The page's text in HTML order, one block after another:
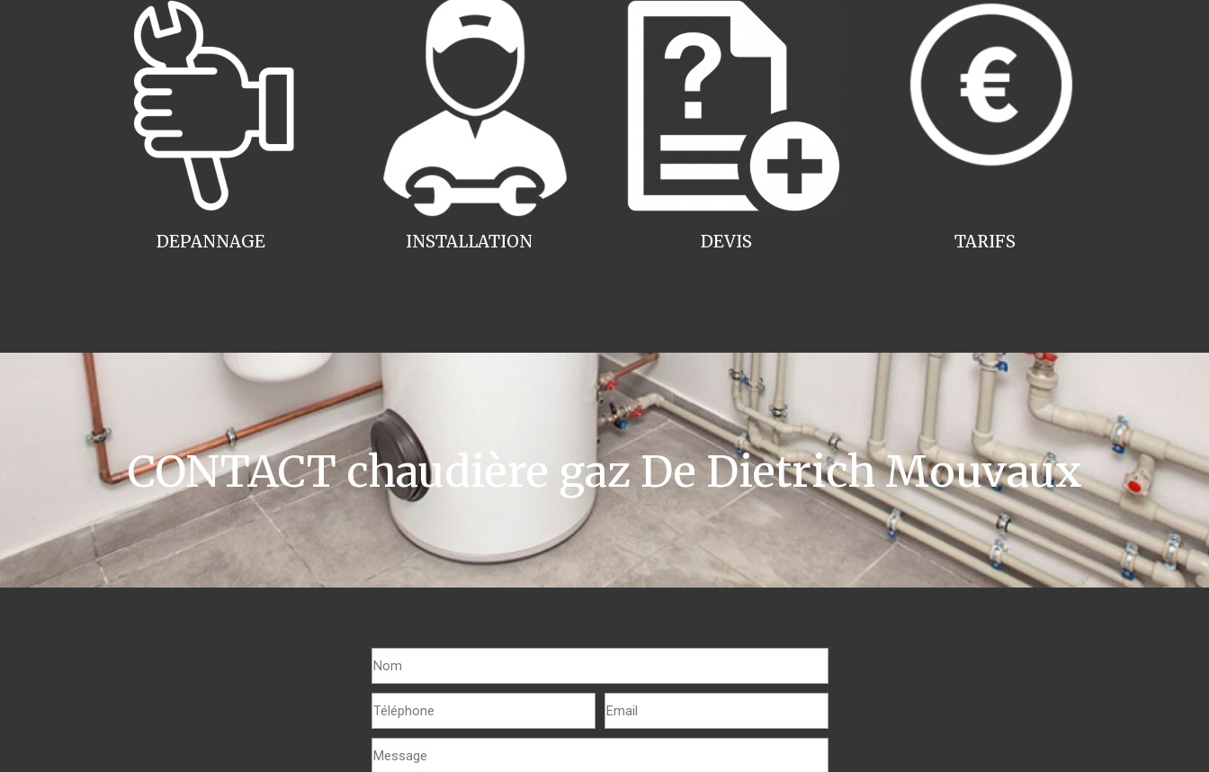
INSTALLATION
DEPANNAGE TARIFS
DEVIS
CONTACT chaudière gaz De Dietrich Mouvaux